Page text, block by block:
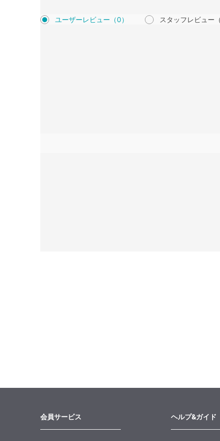
ユーザーレビュー （0） スタッフレビュー
会員サービス ヘルプ&ガイド